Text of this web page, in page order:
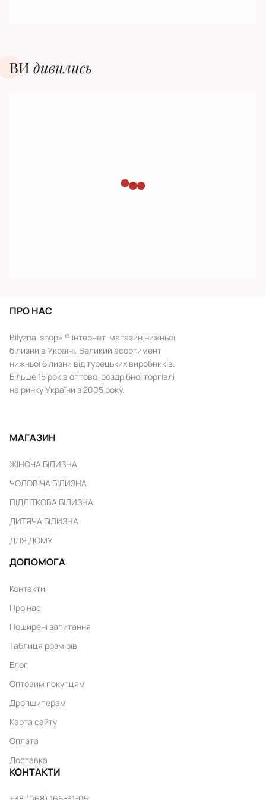
ВИ дивилиcь
ПРО НАС
Bilyzna-shop» ® інтернет-магазин нижньої
білизни в Україні. Великий асортимент
нижньої білизни від турецьких виробників.
Більше 15 років оптово-роздрібної торгівлі
на ринку України з 2005 року.
МАГАЗИН
ЖІНОЧА БІЛИЗНА
ЧОЛОВІЧА БІЛИЗНА
ПІДЛІТКОВА БІЛИЗНА
ДИТЯЧА БІЛИЗНА
ДЛЯ ДОМУ
ДОПОМОГА
Контакти
Про нас
Поширені запитання
Таблиця розмірів
Блог
Оптовим покупцям
Дропшиперам
Карта сайту
Оплата
Доставка
КОНТАКТИ